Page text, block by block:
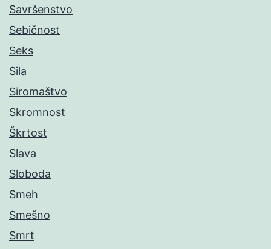
Savršenstvo
Sebičnost
Seks
Sila
Siromaštvo
Skromnost
Škrtost
Slava
Sloboda
Smeh
Smešno
Smrt